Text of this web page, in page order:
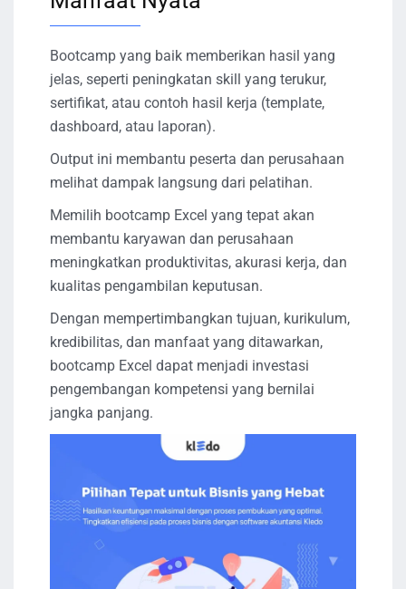
Bootcamp yang baik memberikan hasil yang
jelas, seperti peningkatan skill yang terukur,
sertifikat, atau contoh hasil kerja (template,
dashboard, atau laporan).
Output ini membantu peserta dan perusahaan
melihat dampak langsung dari pelatihan.
Memilih bootcamp Excel yang tepat akan
membantu karyawan dan perusahaan
meningkatkan produktivitas, akurasi kerja, dan
kualitas pengambilan keputusan.
Dengan mempertimbangkan tujuan, kurikulum,
kredibilitas, dan manfaat yang ditawarkan,
bootcamp Excel dapat menjadi investasi
pengembangan kompetensi yang bernilai
jangka panjang.